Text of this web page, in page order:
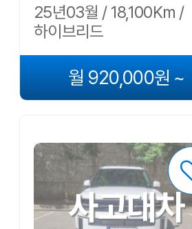
25년03월 / 18,100Km /
하이브리드
월 920,000원 ~
사고대차